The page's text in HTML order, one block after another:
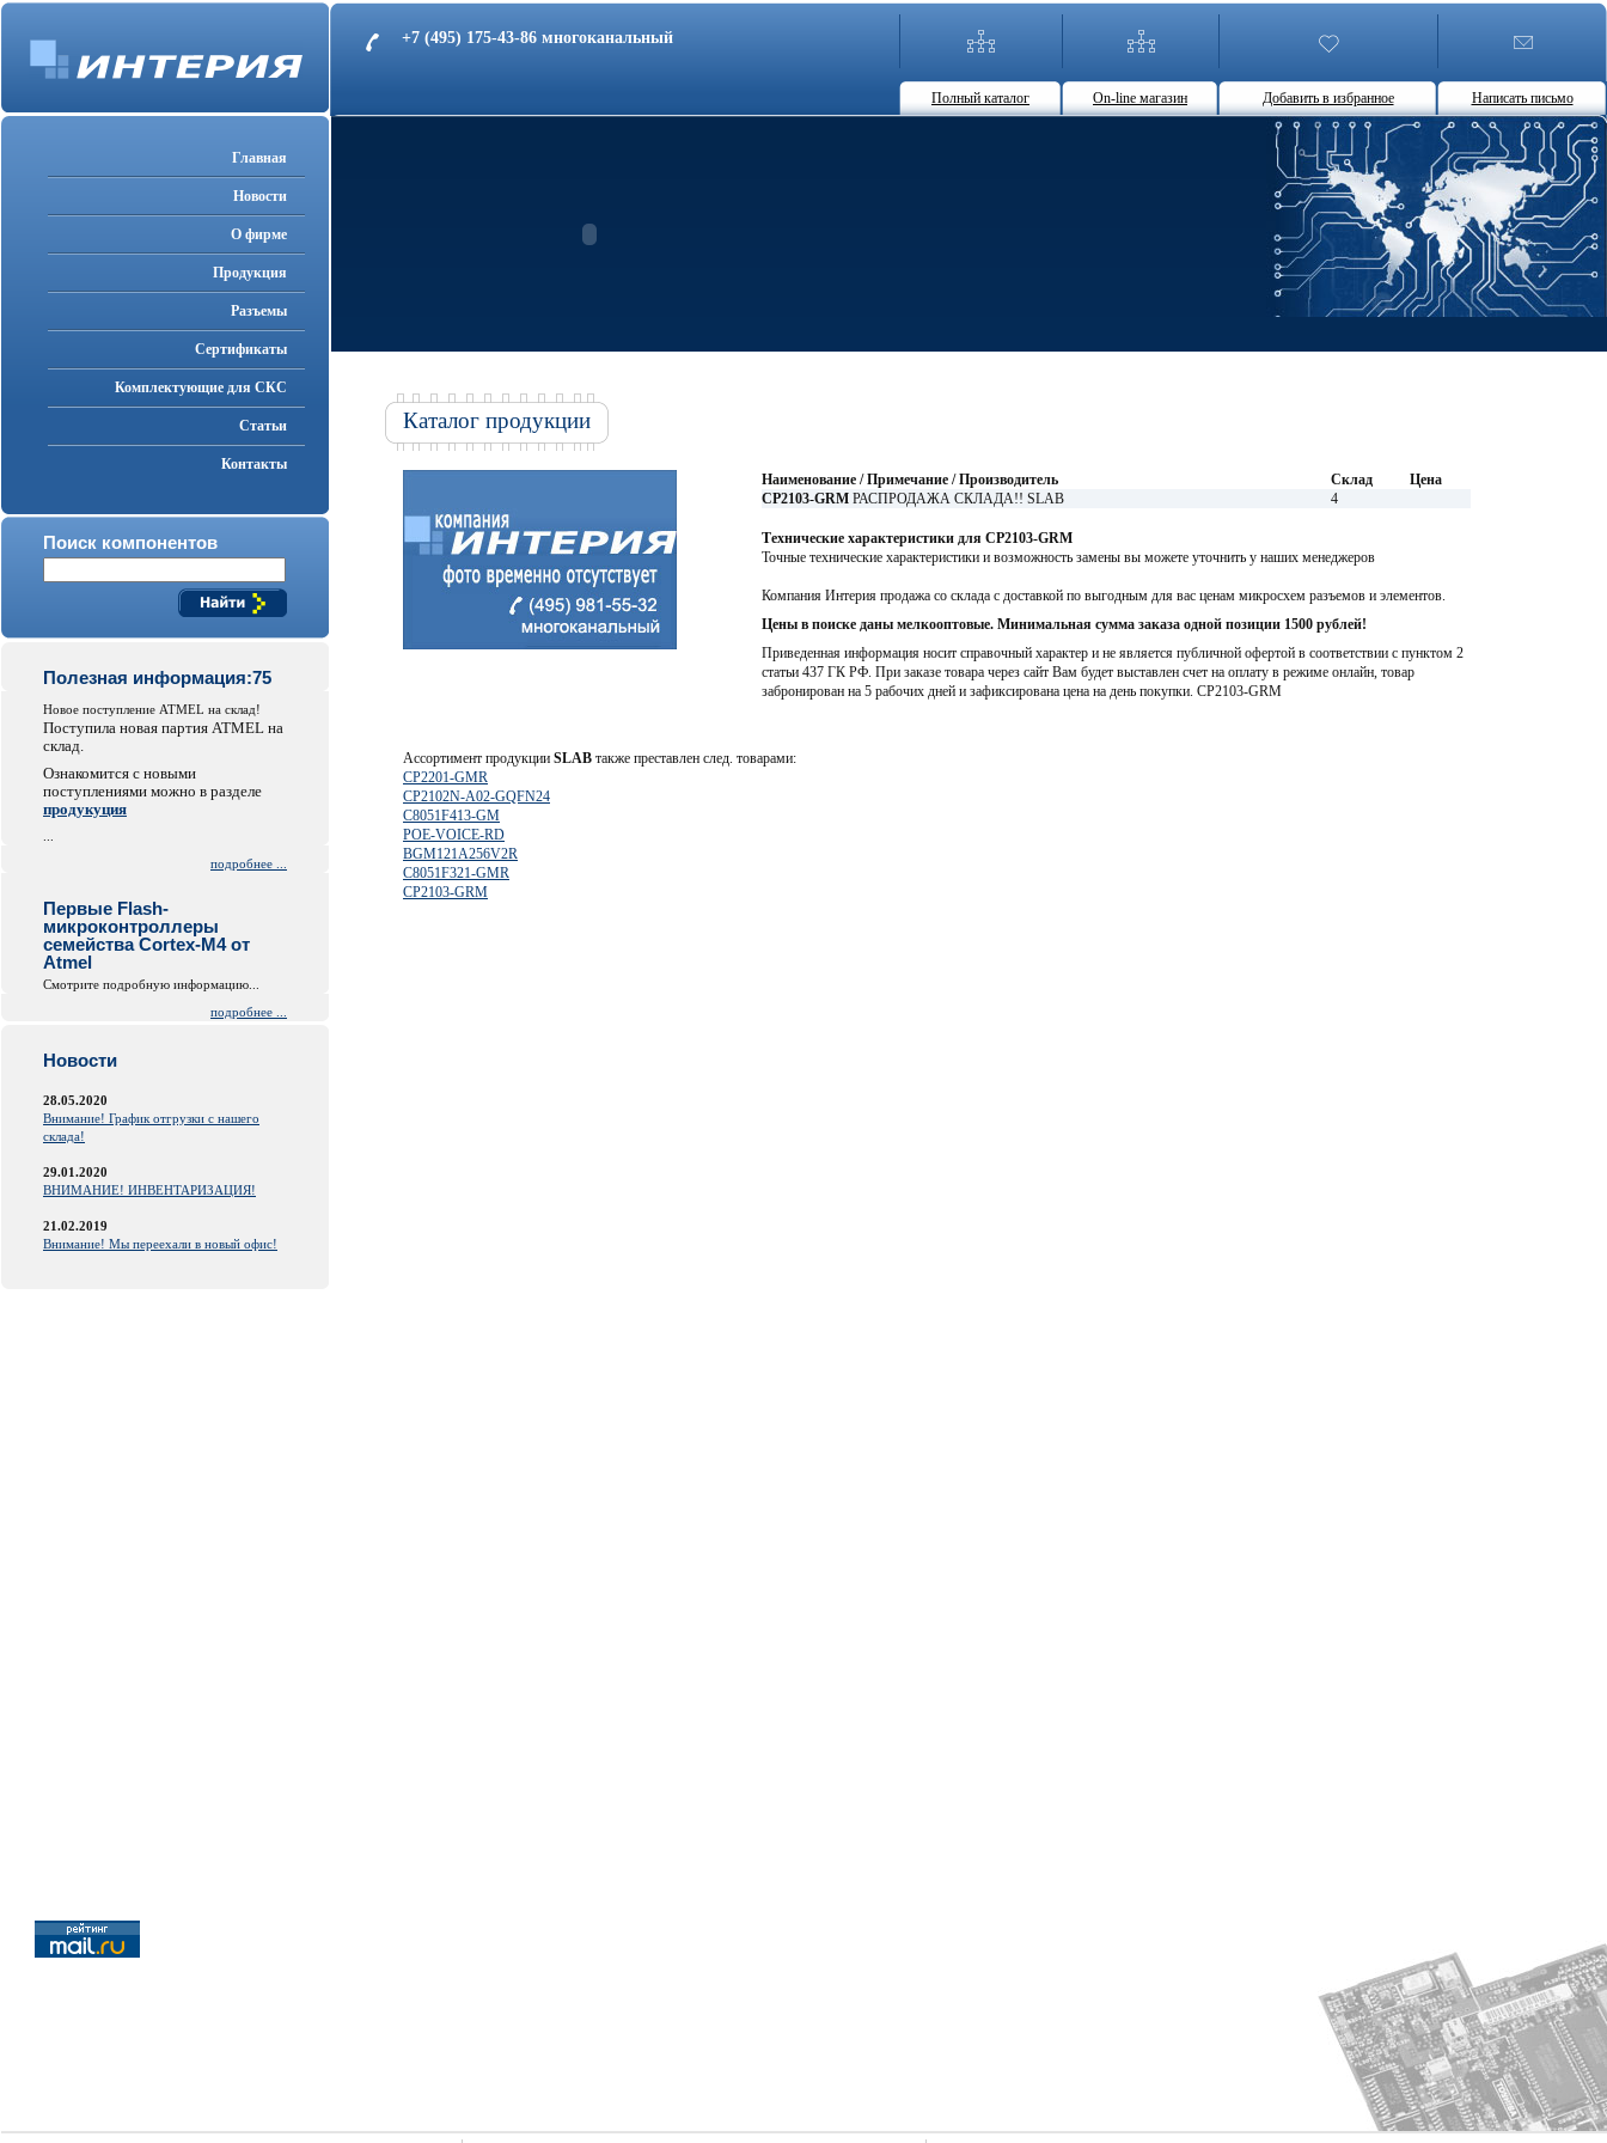
+7 (495) 175-43-86 многоканальный
Полный каталог On-line магазин Добавить в избранное Написать письмо
Главная
Новости
О фирме
Продукция
Разъемы
Cертификаты
Комплектующие для СКС
Статьи
Контакты
Поиск компонентов
Полезная информация:75
Новое поступление ATMEL на склад!
Поступила новая партия ATMEL на
склад.
Ознакомится с новыми
поступлениями можно в разделе
продукуция
подробнее ...
Первые Flash-
микроконтроллеры
семейства Cortex-M4 от
Atmel
Смотрите подробную информацию...
подробнее ...
Новости
28.05.2020
Внимание! График отгрузки с нашего
склада!
29.01.2020
ВНИМАНИЕ! ИНВЕНТАРИЗАЦИЯ!
21.02.2019
Внимание! Мы переехали в новый офис!
Каталог продукции
Наименование / Примечание / Производитель Склад
Цена
CP2103-GRM РАСПРОДАЖА СКЛАДА!! SLAB 4
Технические характеристики для CP2103-GRM
Точные технические характеристики и возможность замены вы можете уточнить у наших менеджеров
Компания Интерия продажа со склада с доставкой по выгодным для вас ценам микросхем разъемов и элементов.
Цены в поиске даны мелкооптовые. Минимальная сумма заказа одной позиции 1500 рублей!
Приведенная информация носит справочный характер и не является публичной офертой в соответствии с пунктом 2
статьи 437 ГК РФ. При заказе товара через сайт Вам будет выставлен счет на оплату в режиме онлайн, товар
забронирован на 5 рабочих дней и зафиксирована цена на день покупки. CP2103-GRM
Ассортимент продукции SLAB также преставлен след. товарами:
CP2201-GMR
CP2102N-A02-GQFN24
C8051F413-GM
POE-VOICE-RD
BGM121A256V2R
C8051F321-GMR
CP2103-GRM